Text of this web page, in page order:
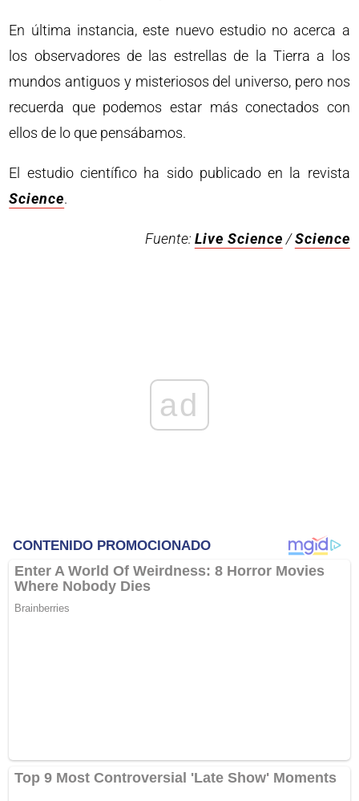
En última instancia, este nuevo estudio no acerca a
los observadores de las estrellas de la Tierra a los
mundos antiguos y misteriosos del universo, pero nos
recuerda que podemos estar más conectados con
ellos de lo que pensábamos.
El estudio científico ha sido publicado en la revista
Science.
Fuente: Live Science/Science
ad